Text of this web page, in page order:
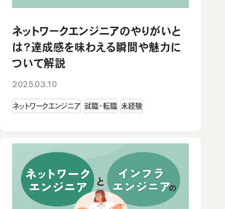
ネットワークエンジニアのやりがいと
は？達成感を味わえる瞬間や魅力に
ついて解説
2025.03.10
ネットワークエンジニア 就職・転職 未経験